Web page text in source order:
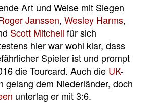
Art und Weise mit Siegen
Janssen, Wesley Harms,
Scott Mitchell für sich
hier war wohl klar, dass
Spieler ist und prompt
die Tourcard. Auch die UK-
gelang dem Niederländer, doch
unterlag er mit 3:6.